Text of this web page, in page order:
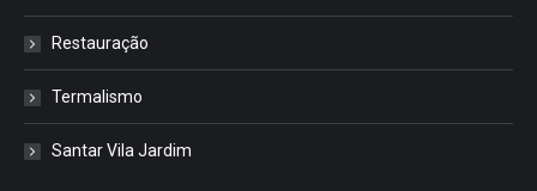
Restauração
Termalismo
Santar Vila Jardim